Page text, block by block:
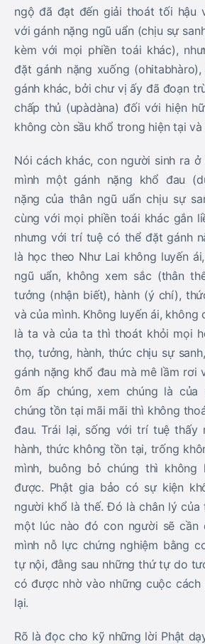
ngộ đã đạt đến giải thoát tối hậu
với gánh nặng ngũ uẩn (chịu sự
kèm với mọi phiền toái khác),
đặt gánh nặng xuống
gánh khác, bởi chư vị ấy đã đoạn
chấp thủ (upàdàna) đối với hiện
không còn sầu khổ trong hiện tại
Nói cách khác, con người sinh ra
mình một gánh nặng khổ đau
nặng của thân ngũ uẩn chịu sự
cùng với mọi phiền toái khác gắn
nhưng với trí tuệ có thể đặt gánh
là học theo Như Lai không luyến
ngũ uẩn, không xem sắc (thân
tưởng (nhận biết), hành (ý chí),
và của mình. Không luyến ái, không
là ta và của ta thì thoát khỏi mọi
thọ, tưởng, hành, thức chịu sự
gánh nặng khổ đau mà mê lầm rơi
ôm ấp chúng, xem chúng là của
chúng tồn tại mãi mãi thì không
đau. Trái lại, sống với trí tuệ thấy
hành, thức không tồn tại, trống
mình, buông bỏ chúng thì không
được. Phật gia bảo có sự kiện
người khổ là thế. Đó là chân lý
một lúc nào đó con người sẽ cần
mình nỗ lực chứng nghiệm bằng
tự nội, đằng sau những thứ tự do
có được nhờ vào những cuộc cách
lại.
Rõ là đọc cho kỹ những lời Phật